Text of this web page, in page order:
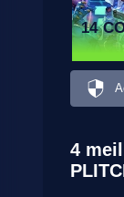
14
4